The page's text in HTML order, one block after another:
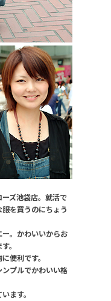
ズ池袋店。就活で
を買うのにちょう
ー。かわいいからお
。
便利です。
ンプルでかわいい格
ます。